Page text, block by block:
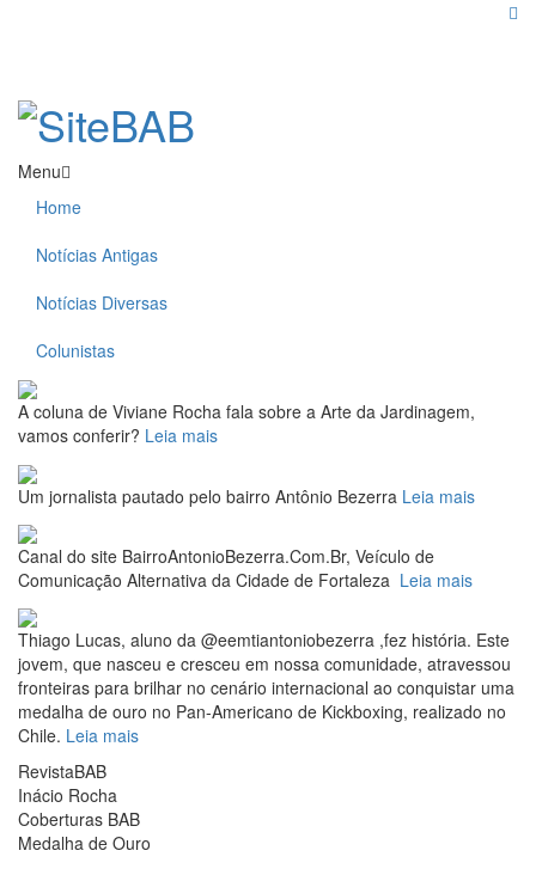
Menu
Home
Notícias Antigas
Notícias Diversas
Colunistas
A coluna de Viviane Rocha fala sobre a Arte da Jardinagem,
vamos conferir? Leia mais
Um jornalista pautado pelo bairro Antônio Bezerra Leia mais
Canal do site BairroAntonioBezerra.Com.Br, Veículo de
Comunicação Alternativa da Cidade de Fortaleza Leia mais
Thiago Lucas, aluno da @eemtiantoniobezerra ,fez história. Este
jovem, que nasceu e cresceu em nossa comunidade, atravessou
fronteiras para brilhar no cenário internacional ao conquistar uma
medalha de ouro no Pan-Americano de Kickboxing, realizado no
Chile. Leia mais
RevistaBAB
Inácio Rocha
Coberturas BAB
Medalha de Ouro